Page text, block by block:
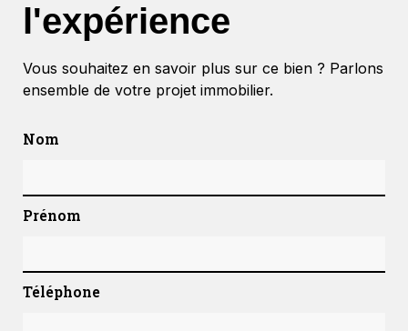
l'expérience
Vous souhaitez en savoir plus sur ce bien ? Parlons
ensemble de votre projet immobilier.
Nom
Prénom
Téléphone